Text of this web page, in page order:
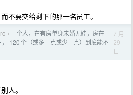
不要交给剩下的那一名员工。
› 一个人，在有房单身未婚无娃，房在
120 个（或多一点或少一点）到底能不
7 月
29
日
人。